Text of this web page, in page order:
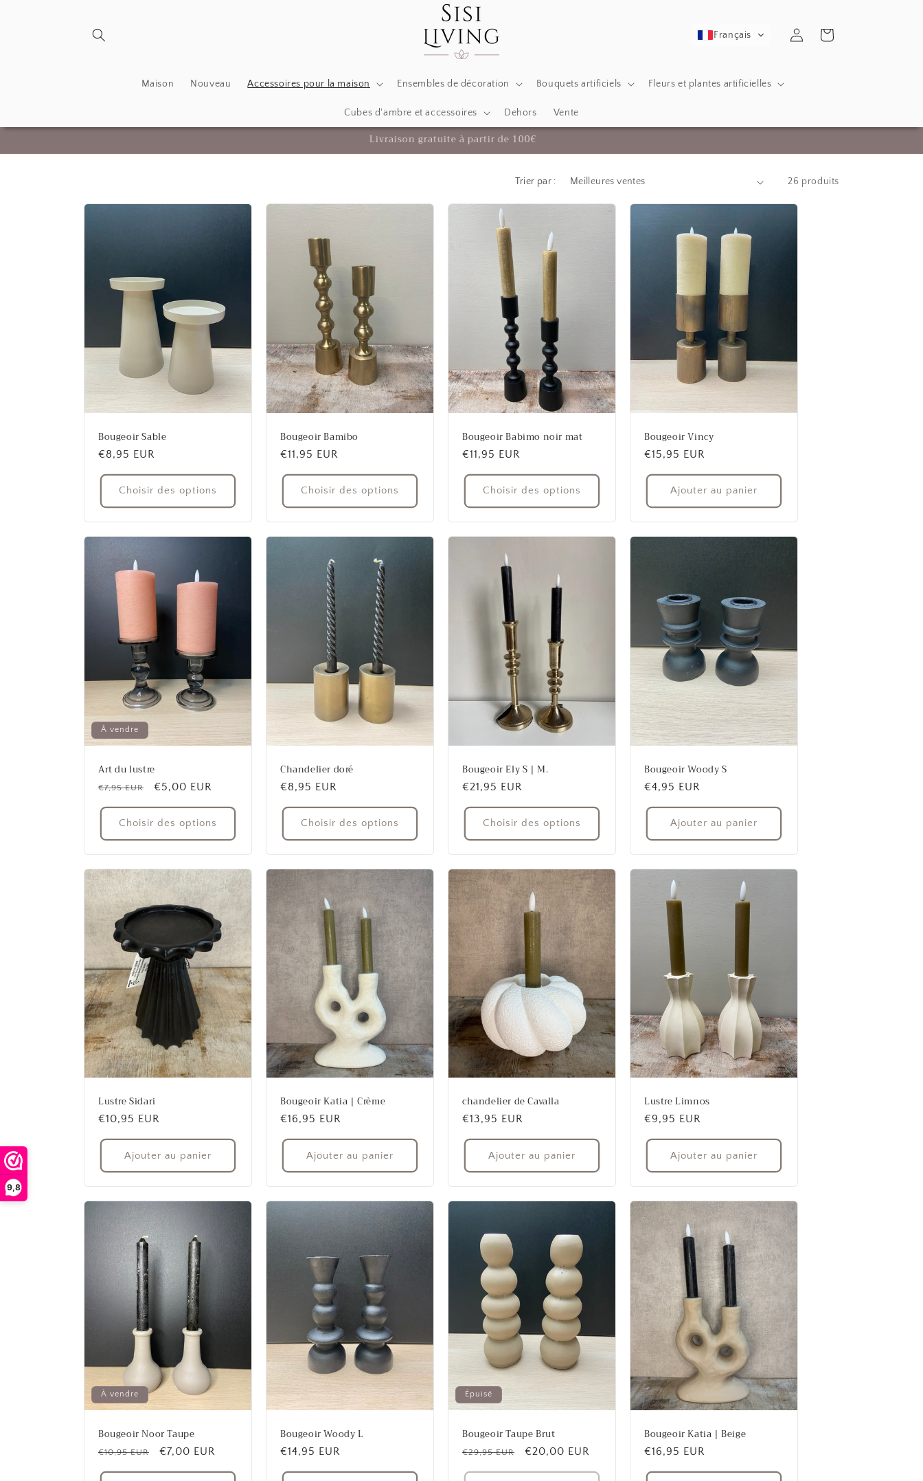
9,8
9,8 121
Maison Nouveau Accessoires pour la maison Ensembles de décoration Bouquets artificiels Fleurs et plantes artificielles
Cubes d'ambre et accessoires Dehors Vente
Français Rapport Panier
Accessoires et décorations de luxe pour votre maison
Trier par : 26 produits
Bougeoir Sable
Prix
habituel
€8,95 EUR
Choisir des options
Bougeoir Bamibo
Prix
habituel
€11,95 EUR
Choisir des options
Bougeoir Babimo noir mat
Prix
habituel
€11,95 EUR
Choisir des options
Bougeoir Vincy
Prix
habituel
€15,95 EUR
Ajouter au panier
À vendre
Art du lustre
Prix
€7,95 EUR
Prix
€5,00 EUR
Choisir des options
Chandelier doré
Prix
€8,95 EUR
Choisir des options
Bougeoir Ely S | M.
Prix
€21,95 EUR
Choisir des options
Bougeoir Woody S
Prix
€4,95 EUR
Ajouter au panier
Lustre Sidari
Prix
habituel
€10,95 EUR
Ajouter au panier
Bougeoir Katia | Crème
Prix
habituel
€16,95 EUR
Ajouter au panier
chandelier de Cavalla
Prix
habituel
€13,95 EUR
Ajouter au panier
Lustre Limnos
Prix
habituel
€9,95 EUR
Ajouter au panier
À vendre
Bougeoir Noor Taupe
Prix
habituel
€10,95 EUR
Prix
promotionnel
€7,00 EUR
Bougeoir Woody L
Prix
habituel
€14,95 EUR
Épuisé
Bougeoir Taupe Brut
Prix
€29,95 EUR
Prix
€20,00 EUR
Bougeoir Katia | Beige
Prix
habituel
€16,95 EUR